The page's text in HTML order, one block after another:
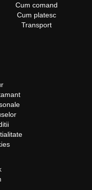
Cum comand
Cum platesc
Transport